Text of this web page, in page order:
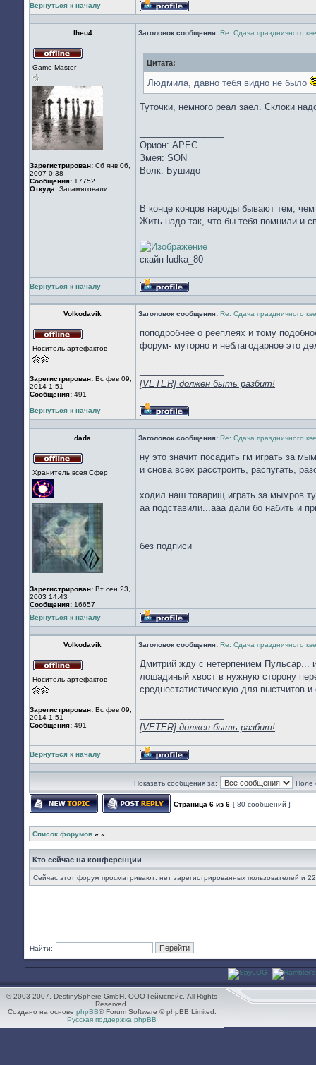
Вернуться к началу
Профиль
lheu4 Заголовок сообщения: Re: Сдача праздничного
Game Master
Зарегистрирован: Сб янв 06,
2007 0:38
Сообщения: 17752
Откуда: Запамятовали
Цитата:
Людмила, давно тебя видно не было
Туточки, немного реал заел. Склоки
Орион: АРЕС
Змея: SON
Волк: Бушидо
В конце концов народы бывают тем,
Жить надо так, что бы тебя помнили и
скайп ludka_80
Вернуться к началу
Профиль
Volkodavik Заголовок сообщения: Re: Сдача праздничного
в
Носитель артефактов
Зарегистрирован: Вс фев 09,
2014 1:51
Сообщения: 491
поподробнее о рееплеях и тому
форум- муторно и неблагодарное это
[VETER] должен быть разбит!
Вернуться к началу
Профиль
dada Заголовок сообщения: Re: Сдача праздничного
в
Хранитель всея Cфер
Зарегистрирован: Вт сен 23,
2003 14:43
Сообщения: 16657
ну это значит посадить гм играть за
и снова всех расстроить, распугать,
ходил наш товарищ играть за мымров
аа подставили...ааа дали бо набить и
без подписи
Вернуться к началу
Профиль
Volkodavik Заголовок сообщения: Re: Сдача праздничного
в
Носитель артефактов
Зарегистрирован: Вс фев 09,
2014 1:51
Сообщения: 491
Дмитрий жду с нетерпением Пульсар...
лошадиный хвост в нужную сторону
среднестатистическую для выстчитов
[VETER] должен быть разбит!
Вернуться к началу
Профиль
Показать сообщения за: Поле
Страница 6 из 6 [ 80 сообщений ]
Список форумов » »
Кто сейчас на конференции
Сейчас этот форум просматривают: нет зарегистрированных пользователей и 22
Найти:
© 2003-2007. DestinySphere GmbH, ООО Геймспейс. All Rights
Reserved.
Создано на основе phpBB® Forum Software © phpBB Limited.
Русская поддержка phpBB